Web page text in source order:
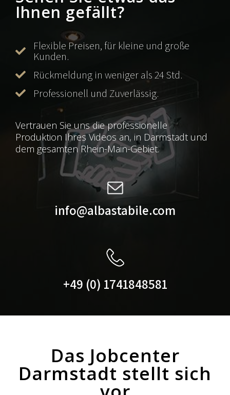
Ihnen gefällt?
Flexible Preisen, für kleine und große
Kunden.
Rückmeldung in weniger als 24 Std.
Professionell und Zuverlässig.
Vertrauen Sie uns die professionelle
Produktion Ihres Videos an, in Darmstadt und
dem gesamten Rhein-Main-Gebiet.
info@albastabile.com
+49 (0) 1741848581
Das Jobcenter
Darmstadt stellt sich